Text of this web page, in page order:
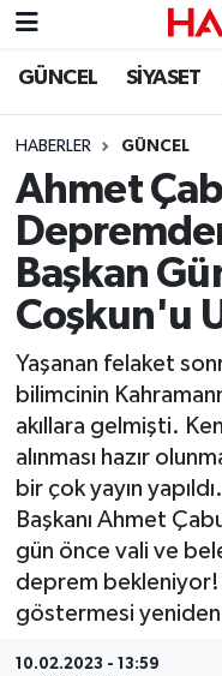
GÜNCEL SİYASET
HABERLER GÜNCEL
Ahmet
Başkan
Coşkun'u
Yaşanan felaket
bilimcinin
akıllara gelmişti.
alınması hazır
bir çok yayın
Başkanı Ahmet
gün önce vali ve
deprem
göstermesi
10.02.2023 - 13:59
GÜNCEL
SİYASET
EKONOMİ
SPOR
YAŞAM
TEKNOLOJİ
SAĞLIK
EĞİTİM
İLÇE HABERLERİ
Nöbetçi
Hava Durumu
Trafik Durumu
Süper Lig Puan
Tüm Manşetler
Son Dakika
Haber Arşivi